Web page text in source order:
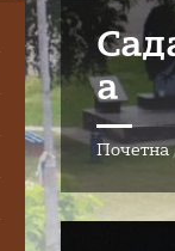
а
Почетна